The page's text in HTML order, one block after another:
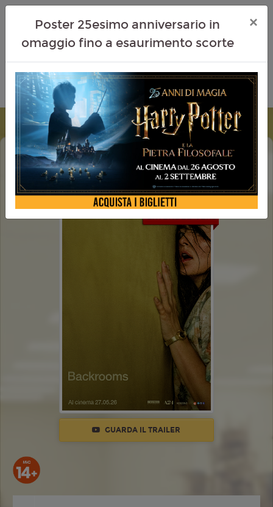
BACKROOMS EVERYTHING MUST GO
EDITION
GUARDA IL TRAILER
Poster 25esimo anniversario in
omaggio fino a esaurimento scorte
×